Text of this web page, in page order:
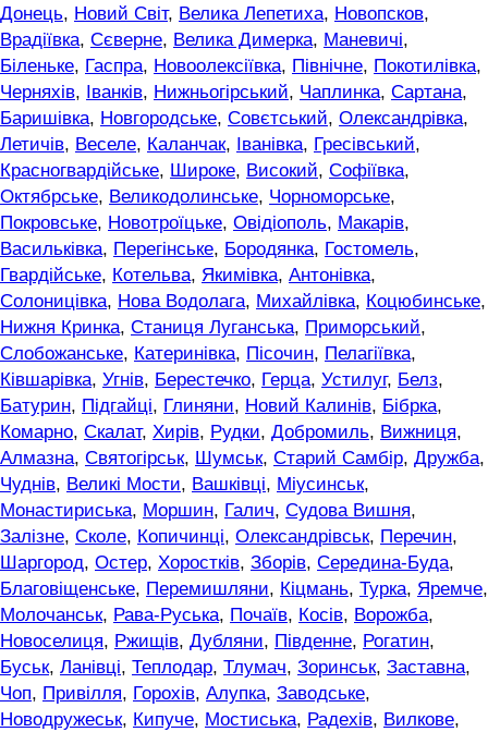
Донець, Новий Світ, Велика Лепетиха, Новопсков,
Врадіївка, Сєверне, Велика Димерка, Маневичі,
Біленьке, Гаспра, Новоолексіївка, Північне, Покотилівка,
Черняхів, Іванків, Нижньогірський, Чаплинка, Сартана,
Баришівка, Новгородське, Совєтський, Олександрівка,
Летичів, Веселе, Каланчак, Іванівка, Гресівський,
Красногвардійське, Широке, Високий, Софіївка,
Октябрське, Великодолинське, Чорноморське,
Покровське, Новотроїцьке, Овідіополь, Макарів,
Васильківка, Перегінське, Бородянка, Гостомель,
Гвардійське, Котельва, Якимівка, Антонівка,
Солоницівка, Нова Водолага, Михайлівка, Коцюбинське,
Нижня Кринка, Станиця Луганська, Приморський,
Слобожанське, Катеринівка, Пісочин, Пелагіївка,
Ківшарівка, Угнів, Берестечко, Герца, Устилуг, Белз,
Батурин, Підгайці, Глиняни, Новий Калинів, Бібрка,
Комарно, Скалат, Хирів, Рудки, Добромиль, Вижниця,
Алмазна, Святогірськ, Шумськ, Старий Самбір, Дружба,
Чуднів, Великі Мости, Вашківці, Міусинськ,
Монастириська, Моршин, Галич, Судова Вишня,
Залізне, Сколе, Копичинці, Олександрівськ, Перечин,
Шаргород, Остер, Хоростків, Зборів, Середина-Буда,
Благовіщенське, Перемишляни, Кіцмань, Турка, Яремче,
Молочанськ, Рава-Руська, Почаїв, Косів, Ворожба,
Новоселиця, Ржищів, Дубляни, Південне, Рогатин,
Буськ, Ланівці, Теплодар, Тлумач, Зоринськ, Заставна,
Чоп, Привілля, Горохів, Алупка, Заводське,
Новодружеськ, Кипуче, Мостиська, Радехів, Вилкове,